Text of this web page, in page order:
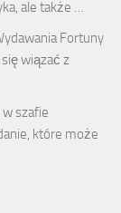
ale także …
Fortuny
wiązać z
szafie
które może